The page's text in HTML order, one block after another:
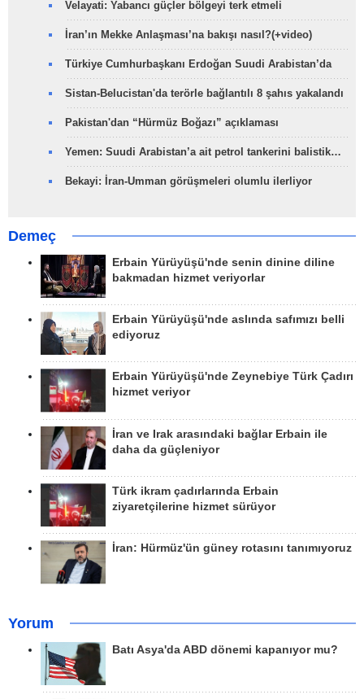
Velayati: Yabancı güçler bölgeyi terk etmeli
İran’ın Mekke Anlaşması’na bakışı nasıl?(+video)
Türkiye Cumhurbaşkanı Erdoğan Suudi Arabistan’da
Sistan-Belucistan'da terörle bağlantılı 8 şahıs yakalandı
Pakistan'dan “Hürmüz Boğazı” açıklaması
Yemen: Suudi Arabistan’a ait petrol tankerini balistik…
Bekayi: İran-Umman görüşmeleri olumlu ilerliyor
Demeç
Erbain Yürüyüşü'nde senin dinine diline
bakmadan hizmet veriyorlar
Erbain Yürüyüşü'nde aslında safımızı belli
ediyoruz
Erbain Yürüyüşü'nde Zeynebiye Türk Çadırı
hizmet veriyor
İran ve Irak arasındaki bağlar Erbain ile
daha da güçleniyor
Türk ikram çadırlarında Erbain
ziyaretçilerine hizmet sürüyor
İran: Hürmüz'ün güney rotasını tanımıyoruz
Yorum
Batı Asya'da ABD dönemi kapanıyor mu?